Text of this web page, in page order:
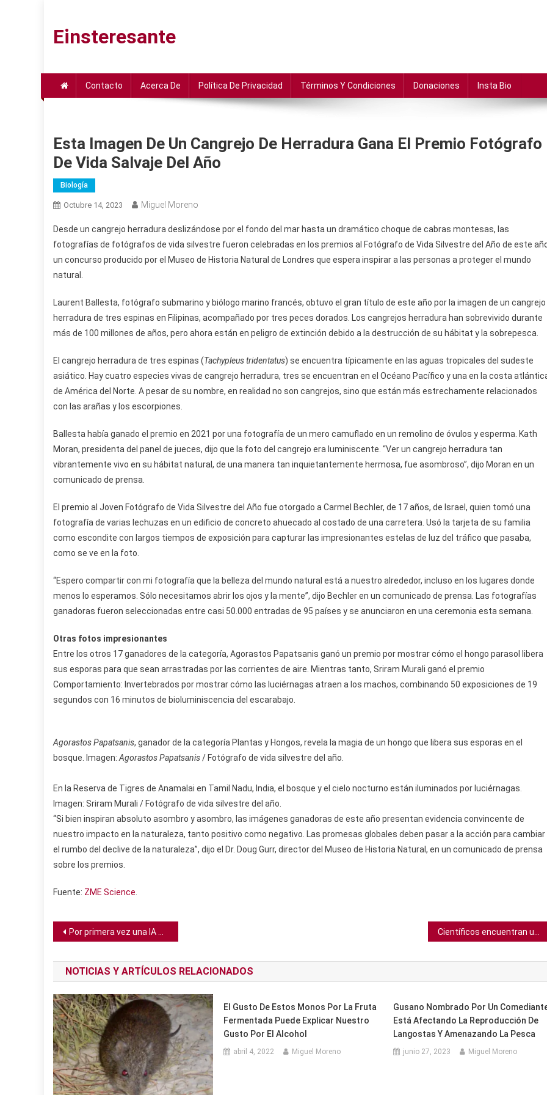
contenido
Einsteresante
Contacto Acerca De Política De Privacidad Términos Y Condiciones Donaciones Insta Bio
Esta Imagen De Un Cangrejo De Herradura Gana El Premio Fotógrafo
De Vida Salvaje Del Año
Biología
Octubre 14, 2023 Miguel Moreno
Desde un cangrejo herradura deslizándose por el fondo del mar hasta un dramático choque de cabras montesas, las
fotografías de fotógrafos de vida silvestre fueron celebradas en los premios al Fotógrafo de Vida Silvestre del Año de este
un concurso producido por el Museo de Historia Natural de Londres que espera inspirar a las personas a proteger el mundo
natural.
Laurent Ballesta, fotógrafo submarino y biólogo marino francés, obtuvo el gran título de este año por la imagen de un cangrejo
herradura de tres espinas en Filipinas, acompañado por tres peces dorados. Los cangrejos herradura han sobrevivido durante
más de 100 millones de años, pero ahora están en peligro de extinción debido a la destrucción de su hábitat y la sobrepesca.
El cangrejo herradura de tres espinas (Tachypleus tridentatus) se encuentra típicamente en las aguas tropicales del sudeste
asiático. Hay cuatro especies vivas de cangrejo herradura, tres se encuentran en el Océano Pacífico y una en la costa
de América del Norte. A pesar de su nombre, en realidad no son cangrejos, sino que están más estrechamente relacionados
con las arañas y los escorpiones.
Ballesta había ganado el premio en 2021 por una fotografía de un mero camuflado en un remolino de óvulos y esperma. Kath
Moran, presidenta del panel de jueces, dijo que la foto del cangrejo era luminiscente. “Ver un cangrejo herradura tan
vibrantemente vivo en su hábitat natural, de una manera tan inquietantemente hermosa, fue asombroso”, dijo Moran en un
comunicado de prensa.
El premio al Joven Fotógrafo de Vida Silvestre del Año fue otorgado a Carmel Bechler, de 17 años, de Israel, quien tomó una
fotografía de varias lechuzas en un edificio de concreto ahuecado al costado de una carretera. Usó la tarjeta de su familia
como escondite con largos tiempos de exposición para capturar las impresionantes estelas de luz del tráfico que pasaba,
como se ve en la foto.
“Espero compartir con mi fotografía que la belleza del mundo natural está a nuestro alrededor, incluso en los lugares donde
menos lo esperamos. Sólo necesitamos abrir los ojos y la mente”, dijo Bechler en un comunicado de prensa. Las fotografías
ganadoras fueron seleccionadas entre casi 50.000 entradas de 95 países y se anunciaron en una ceremonia esta semana.
Otras fotos impresionantes
Entre los otros 17 ganadores de la categoría, Agorastos Papatsanis ganó un premio por mostrar cómo el hongo parasol libera
sus esporas para que sean arrastradas por las corrientes de aire. Mientras tanto, Sriram Murali ganó el premio
Comportamiento: Invertebrados por mostrar cómo las luciérnagas atraen a los machos, combinando 50 exposiciones de 19
segundos con 16 minutos de bioluminiscencia del escarabajo.
Agorastos Papatsanis, ganador de la categoría Plantas y Hongos, revela la magia de un hongo que libera sus esporas en el
bosque. Imagen: Agorastos Papatsanis/ Fotógrafo de vida silvestre del año.
En la Reserva de Tigres de Anamalai en Tamil Nadu, India, el bosque y el cielo nocturno están iluminados por luciérnagas.
Imagen: Sriram Murali / Fotógrafo de vida silvestre del año.
“Si bien inspiran absoluto asombro y asombro, las imágenes ganadoras de este año presentan evidencia convincente de
nuestro impacto en la naturaleza, tanto positivo como negativo. Las promesas globales deben pasar a la acción para cambiar
el rumbo del declive de la naturaleza”, dijo el Dr. Doug Gurr, director del Museo de Historia Natural, en un comunicado de prensa
sobre los premios.
Fuente: ZME Science
Navegación
de
entradas
Por primera vez una IA detecta, confirma y clasifica una supernova
NOTICIAS Y ARTÍCULOS RELACIONADOS
El Gusto De Estos Monos Por La Fruta
Fermentada Puede Explicar Nuestro
Gusto Por El Alcohol
abril 4, 2022 Miguel Moreno
Gusano Nombrado Por Un
Está Afectando La Reproducción De
Langostas Y Amenazando La Pesca
junio 27, 2023 Miguel Moreno